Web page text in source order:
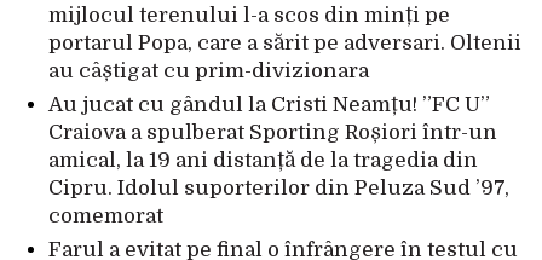
mijlocul terenului l-a scos din minți pe
portarul Popa, care a sărit pe adversari. Oltenii
au câștigat cu prim-divizionara
Au jucat cu gândul la Cristi Neamțu! ”FC U”
Craiova a spulberat Sporting Roșiori într-un
amical, la 19 ani distanță de la tragedia din
Cipru. Idolul suporterilor din Peluza Sud ’97,
comemorat
Farul a evitat pe final o înfrângere în testul cu